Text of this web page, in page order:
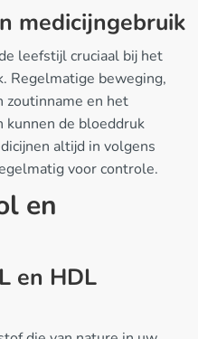
medicijngebruik
leefstijl cruciaal bij het
Regelmatige beweging,
zoutinname en het
kunnen de bloeddruk
altijd in volgens
voor controle.
en
en HDL